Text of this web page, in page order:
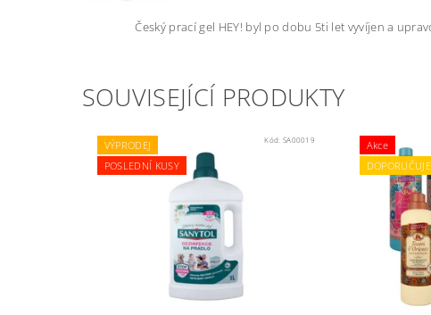
Český prací gel HEY! byl po dobu 5ti let vyvíjen a
SOUVISEJÍCÍ PRODUKTY
VÝPRODEJ
POSLEDNÍ KUSY
Kód: SA00019
Akce